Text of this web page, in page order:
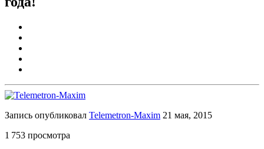
Запись опубликовал Telemetron-Maxim 21 мая, 2015
1 753 просмотра